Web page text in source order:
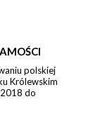
polskiej
Królewskim
do